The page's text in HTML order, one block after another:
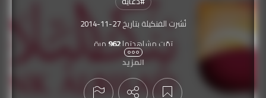
نُشرت الفنكيلة بتاريخ2014-11-27
تمّت مشاهدتها962 مرة
المزيد